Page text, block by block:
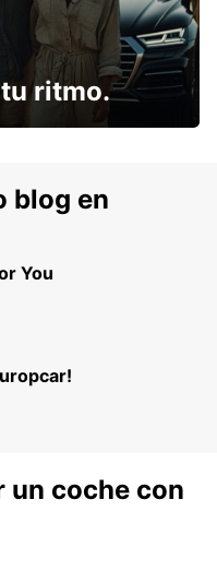
ritmo.
blog en
You
un coche con